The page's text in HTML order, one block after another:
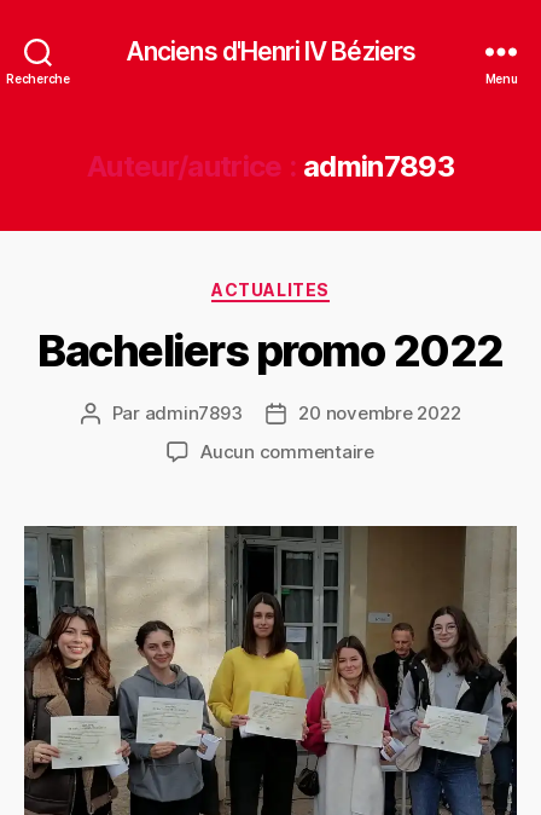
Recherche
Anciens d'Henri IV Béziers
Menu
Auteur/autrice : admin7893
ACTUALITES
Bacheliers promo 2022
Par admin7893
20 novembre 2022
Aucun commentaire